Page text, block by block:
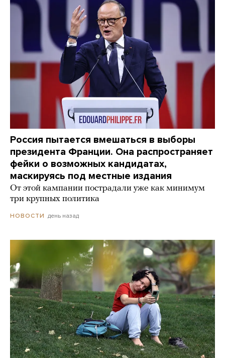
Россия пытается вмешаться в выборы
президента Франции. Она распространяет
фейки о возможных кандидатах,
маскируясь под местные издания
От этой кампании пострадали уже как минимум
три крупных политика
НОВОСТИ день назад